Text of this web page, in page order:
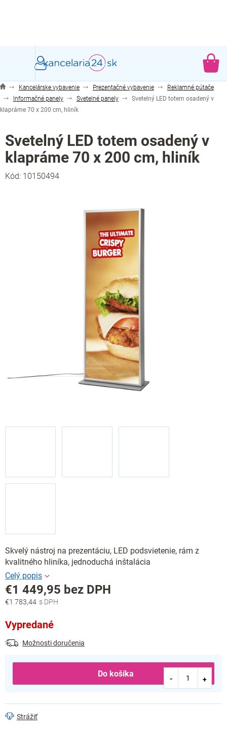
Kancelárske vybavenie Prezentačné vybavenie
Reklamné pútače
Informačné panely
Svetelné panely
Svetelný LED totem osadený v
klapráme 70 x 200 cm, hliník
Svetelný LED totem osadený v
klapráme 70 x 200 cm, hliník
Kód: 10150494
Skvelý nástroj na prezentáciu, LED podsvietenie, rám z
kvalitného hliníka, jednoduchá inštalácia
€1 783,44
€1 449,95 bez DPH
Jednotková
Vypredané
Možnosti doručenia
Do košíka
Strážiť